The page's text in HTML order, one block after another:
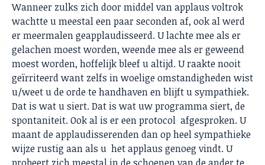
Wanneer zulks zich door middel van applaus voltrok
wachtte u meestal een paar seconden af, ook al werd
er meermalen geapplaudisseerd. U lachte mee als er
gelachen moest worden, weende mee als er geweend
moest worden, hoffelijk bleef u altijd. U raakte nooit
geïrriteerd want zelfs in woelige omstandigheden wist
u/weet u de orde te handhaven en blijft u sympathiek.
Dat is wat u siert. Dat is wat uw programma siert, de
spontaniteit. Ook al is er een protocol afgesproken. U
maant de applaudisserenden dan op heel sympathieke
wijze rustig aan als u het applaus genoeg vindt. U